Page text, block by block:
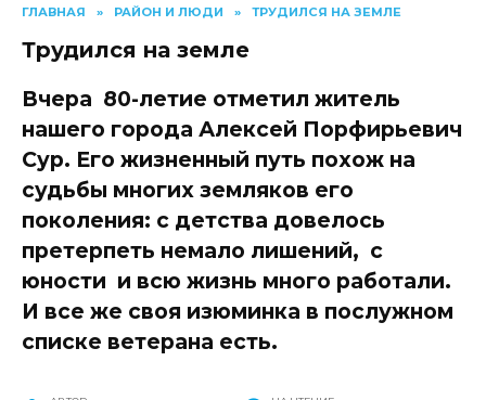
ГЛАВНАЯ » РАЙОН И ЛЮДИ » ТРУДИЛСЯ НА ЗЕМЛЕ
Трудился на земле
Вчера 80-летие отметил житель
нашего города Алексей Порфирьевич
Сур. Его жизненный путь похож на
судьбы многих земляков его
поколения: с детства довелось
претерпеть немало лишений, с
юности и всю жизнь много работали.
И все же своя изюминка в послужном
списке ветерана есть.